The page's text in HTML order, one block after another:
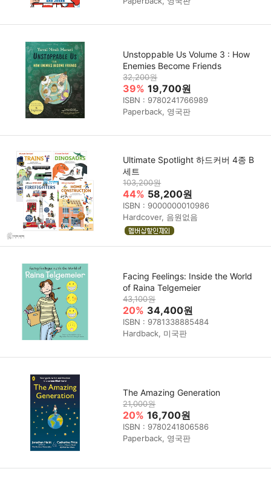
Unstoppable Us Volume 3 : How
Enemies Become Friends
32,200원
39% 19,700원
ISBN : 9780241766989
Paperback, 영국판
Ultimate Spotlight 하드커버 4종 B
세트
103,200원
44% 58,200원
ISBN : 9000000010986
Hardcover, 음원없음
Facing Feelings: Inside the World
of Raina Telgemeier
43,100원
20% 34,400원
ISBN : 9781338885484
Hardback, 미국판
The Amazing Generation
21,000원
20% 16,700원
ISBN : 9780241806586
Paperback, 영국판